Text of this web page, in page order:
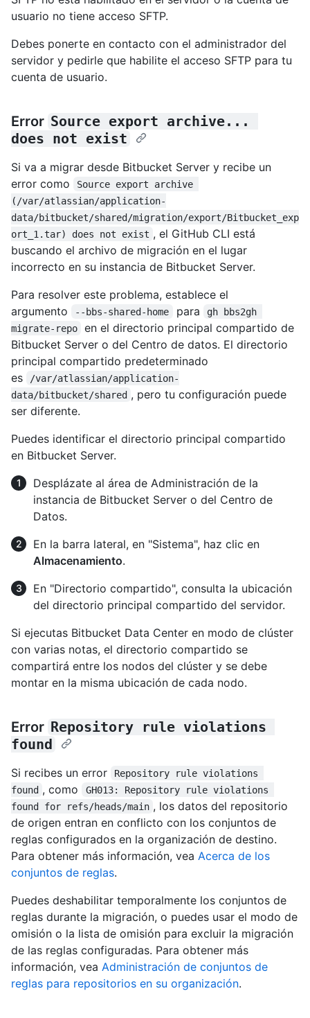
usuario no tiene acceso SFTP.
Debes ponerte en contacto con el administrador del
servidor y pedirle que habilite el acceso SFTP para tu
cuenta de usuario.
Error Source export archive...
does not exist
Si va a migrar desde Bitbucket Server y recibe un
error como
Source export archive
(/var/atlassian/application-
data/bitbucket/shared/migration/export/Bitbucket_exp
ort_1.tar) does not exist , el GitHub CLI está
buscando el archivo de migración en el lugar
incorrecto en su instancia de Bitbucket Server.
Para resolver este problema, establece el
argumento
--bbs-shared-home para
gh bbs2gh
migrate-repo
en el directorio principal compartido de
Bitbucket Server o del Centro de datos. El directorio
principal compartido predeterminado
es
/var/atlassian/application-
data/bitbucket/shared , pero tu configuración puede
ser diferente.
Puedes identificar el directorio principal compartido
en Bitbucket Server.
Desplázate al área de Administración de la
instancia de Bitbucket Server o del Centro de
Datos.
En la barra lateral, en "Sistema", haz clic en
Almacenamiento.
En "Directorio compartido", consulta la ubicación
del directorio principal compartido del servidor.
Si ejecutas Bitbucket Data Center en modo de clúster
con varias notas, el directorio compartido se
compartirá entre los nodos del clúster y se debe
montar en la misma ubicación de cada nodo.
Error Repository rule violations
found
Si recibes un error
Repository rule violations
found , como
GH013: Repository rule violations
found for refs/heads/main , los datos del repositorio
de origen entran en conflicto con los conjuntos de
reglas configurados en la organización de destino.
Para obtener más información, vea Acerca de los
conjuntos de reglas.
Puedes deshabilitar temporalmente los conjuntos de
reglas durante la migración, o puedes usar el modo de
omisión o la lista de omisión para excluir la migración
de las reglas configuradas. Para obtener más
información, vea Administración de conjuntos de
reglas para repositorios en su organización.